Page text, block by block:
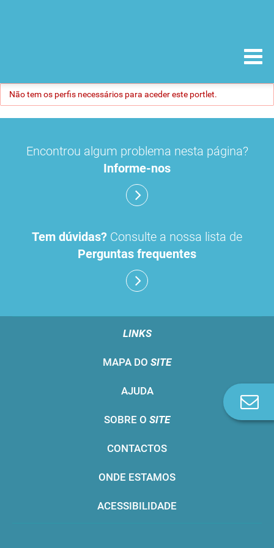
Não tem os perfis necessários para aceder este portlet.
Encontrou algum problema nesta página?
Informe-nos
Tem dúvidas? Consulte a nossa lista de
Perguntas frequentes
LINKS
MAPA DO SITE
AJUDA
SOBRE O SITE
CONTACTOS
ONDE ESTAMOS
ACESSIBILIDADE